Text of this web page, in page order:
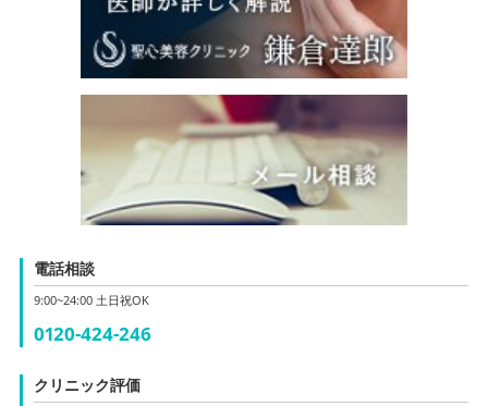
電話相談
9:00~24:00 土日祝OK
0120-424-246
クリニック評価